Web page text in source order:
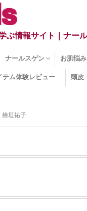
ぶ情報サイト｜ナー
ナールスゲン
ナールスゲンとは？
ナールスゲン関連成分
お肌悩み
インナ
くすみ
目の下
しみ
しわ
顔・頭
ほうれ
毛穴
手荒れ
乾燥肌
敏感肌
紫外線
薄毛
その他
テム体験レビュー 頭皮
檜垣祐子